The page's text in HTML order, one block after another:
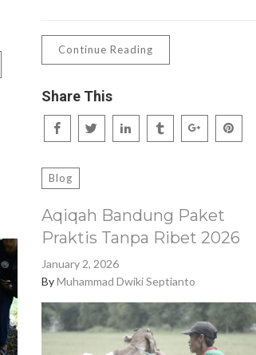
Continue Reading
Share This
Blog
Aqiqah Bandung Paket
Praktis Tanpa Ribet 2026
January 2, 2026
ByMuhammad Dwiki Septianto